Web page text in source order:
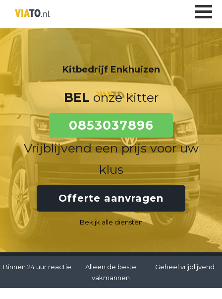
Kitbedrijf Enkhuizen
BEL onze kitter
0853037896
Vrijblijvend een prijs voor uw
klus
Offerte aanvragen
Bekijk alle diensten
Binnen 24 uur reactie
Alleen de beste
vakmannen
Geheel vrijblijvend